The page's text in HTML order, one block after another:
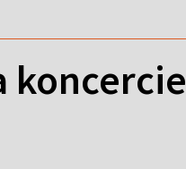
koncercie